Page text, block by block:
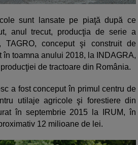
sunt lansate pe piaţă după ce
anul trecut, producţia de serie a
TAGRO, conceput şi construit de
toamna anului 2018, la INDAGRA,
de tractoare din România.
a fost conceput în primul centru de
utilaje agricole şi forestiere din
în septembrie 2015 la IRUM, în
12 milioane de lei.